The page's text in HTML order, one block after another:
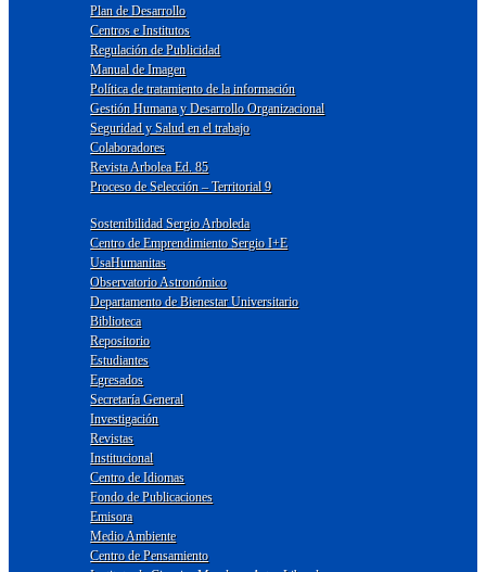
Plan de Desarrollo
Centros e Institutos
Regulación de Publicidad
Manual de Imagen
Política de tratamiento de la información
Gestión Humana y Desarrollo Organizacional
Seguridad y Salud en el trabajo
Colaboradores
Revista Arbolea Ed. 85
Proceso de Selección – Territorial 9
Sostenibilidad Sergio Arboleda
Centro de Emprendimiento Sergio I+E
UsaHumanitas
Observatorio Astronómico
Departamento de Bienestar Universitario
Biblioteca
Repositorio
Estudiantes
Egresados
Secretaría General
Investigación
Revistas
Institucional
Centro de Idiomas
Fondo de Publicaciones
Emisora
Medio Ambiente
Centro de Pensamiento